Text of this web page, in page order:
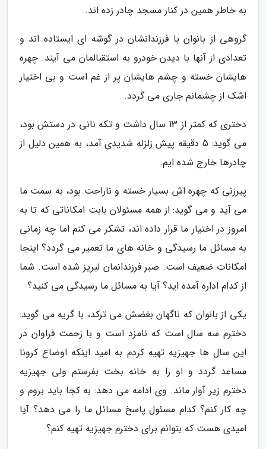
به خاطر همین در کنار مسجد چادر زده اند.
گروهی از بانوان با فرزندانشان در گوشه ای ایستاده اند و
تعدادی از آنها با دیدن خودرو به استقبالمان می آیند. چهره
هایشان خسته و چشم هایشان پر از غم است و بی اختیار
اشک از چشمانم جاری می گردد.
دختری که کمتر از 13 سال داشت و تکه نانی در دستش بود،
می گوید: 5 دقیقه پیش زلزله شدیدی آمد، به همین دلیل از
چادرها خارج شده ایم.
پیرزنی که چهره اش بسیار خسته و ناراحت بود، به سمت ما
می آید و می گوید: از همه مسئولان بابت امکاناتی که تا به
امروز در اختیار ما قرار داده اند، تشکر می کنم اما چه زمانی
به مسائل ما رسیدگی و خانه های ما تعمیر می گردد؟ اینجا
امکانات ضعیف است. صبر فرزندانمان لبریز شده است. شما
از کدام اداره آمده اید؟ آیا به مسائل ما رسیدگی می کنید؟
یکی از بانوان که ناگهان بغضش می ترکد، با گریه می گوید:
دخترم سه سال است که نامزد است و با زحمت فراوان در
این سال ها جهیزیه تهیه کردم به امید اینکه اوضاع کرونا
مساعد گردد و او را به خانه بخت بفرستم ولی جهیزیه
دخترم زیر آوار ماند. وی ادامه می دهد: به کجا باید بروم و
چه کار کنم؟ کدام مسئول پاسخ مسائل ما را می دهد؟ آیا
امیدی هست که بتوانم برای دخترم جهیزیه تهیه کنم؟